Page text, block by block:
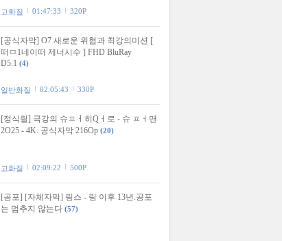
고화질 01:47:33 320P
[공식자막] O7 새로운 위협과 최강의미션 [
떠ㅁ1네이떠 제너시수 ] FHD BluRay
D5.1 (4)
일반화질 02:05:43 330P
[정식릴] 극강의 슈ㅍㅓ히Qㅓ로 - 슈 ㅍㅓ맨
2O25 - 4K. 공식자막 216Op (20)
고화질 02:09:22 500P
[공포] [자체자막] 링스 - 링 이후 13년.공포
는 멈추지 않는다 (57)